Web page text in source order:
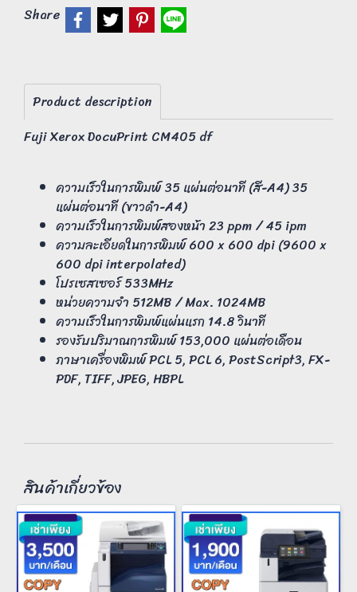
Share
Product description
Fuji Xerox DocuPrint CM405 df
ความเร็วในการพิมพ์ 35 แผ่นต่อนาที (สี-A4) 35
แผ่นต่อนาที (ขาวดำ-A4)
ความเร็วในการพิมพ์สองหน้า 23 ppm / 45 ipm
ความละเอียดในการพิมพ์ 600 x 600 dpi (9600 x
600 dpi interpolated)
โปรเซสเซอร์ 533MHz
หน่วยความจำ 512MB / Max. 1024MB
ความเร็วในการพิมพ์แผ่นแรก 14.8 วินาที
รองรับปริมาณการพิมพ์ 153,000 แผ่นต่อเดือน
ภาษาเครื่องพิมพ์ PCL 5, PCL 6, PostScript3, FX-
PDF, TIFF, JPEG, HBPL
สินค้าเกี่ยวข้อง